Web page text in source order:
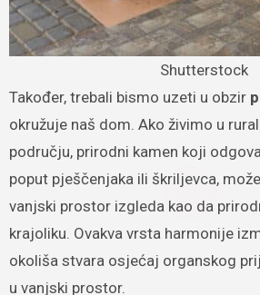
Shutterstock
Također, trebali bismo uzeti u obzir
okružuje naš dom. Ako živimo u
području, prirodni kamen koji
poput pješčenjaka ili škriljevca,
vanjski prostor izgleda kao da
krajoliku. Ovakva vrsta harmonije
okoliša stvara osjećaj organskog
u vanjski prostor.